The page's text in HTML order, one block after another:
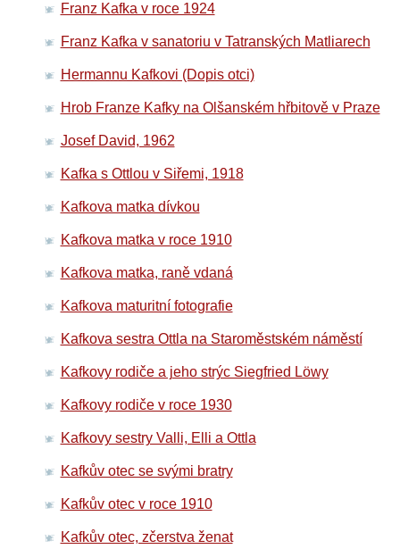
Franz Kafka v roce 1924
Franz Kafka v sanatoriu v Tatranských Matliarech
Hermannu Kafkovi (Dopis otci)
Hrob Franze Kafky na Olšanském hřbitově v Praze
Josef David, 1962
Kafka s Ottlou v Siřemi, 1918
Kafkova matka dívkou
Kafkova matka v roce 1910
Kafkova matka, raně vdaná
Kafkova maturitní fotografie
Kafkova sestra Ottla na Staroměstském náměstí
Kafkovy rodiče a jeho strýc Siegfried Löwy
Kafkovy rodiče v roce 1930
Kafkovy sestry Valli, Elli a Ottla
Kafkův otec se svými bratry
Kafkův otec v roce 1910
Kafkův otec, zčerstva ženat